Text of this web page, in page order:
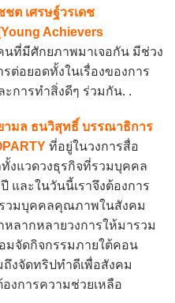
ต เศรษฐ์วรเดช
Achievers
นที่มีศักยภาพมาเจอกัน มีช่วง
ต่อยอดทั้งในเรื่องของการ
การทำสิ่งดีๆ ร่วมกัน. .
มล ธนวิสุทธิ์ บรรณาธิการ
ที่อยู่ในวงการสื่อ
งแวดวงธุรกิจที่รวมบุคคล
และในวันนี้เราจึงต้องการ
วมบุคคลคุณภาพในสังคม
ลากหลายวงการให้มารวม
มจัดกิจกรรมภายใต้คอน
งจัดทริปทำดีเพื่อสังคม
งการความช่วยเหลือ